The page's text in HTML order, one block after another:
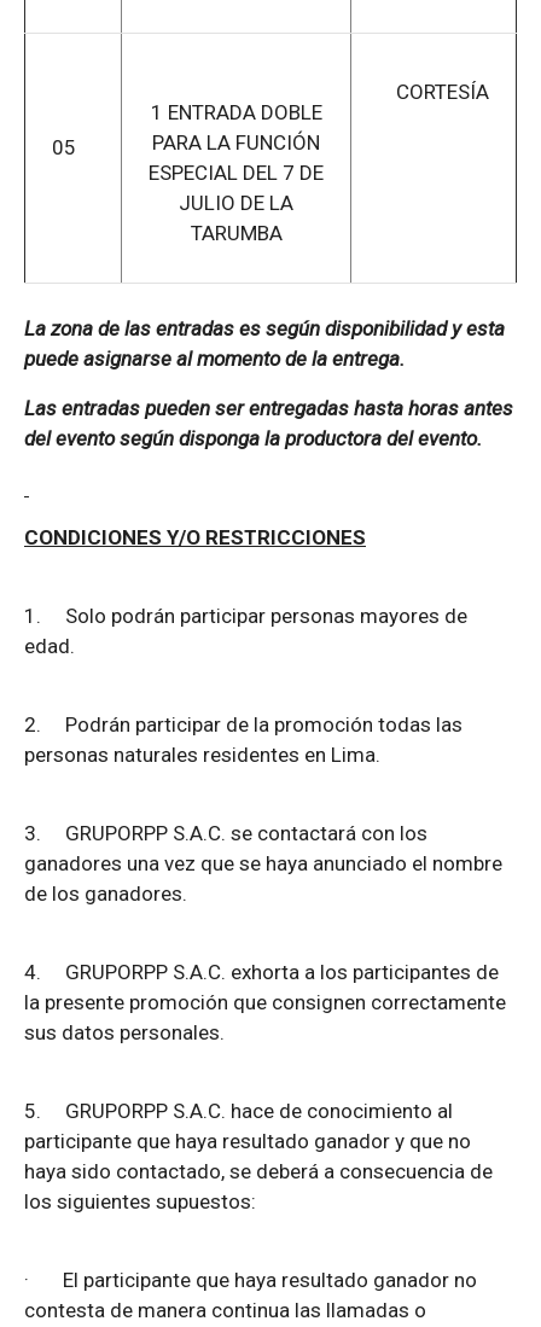
05
1 ENTRADA DOBLE
PARA LA FUNCIÓN
ESPECIAL DEL 7 DE
JULIO DE LA
TARUMBA
CORTESÍA
La zona de las entradas es según disponibilidad y esta
puede asignarse al momento de la entrega.
Las entradas pueden ser entregadas hasta horas antes
del evento según disponga la productora del evento.
CONDICIONES Y/O RESTRICCIONES
1. Solo podrán participar personas mayores de
edad.
2. Podrán participar de la promoción todas las
personas naturales residentes en Lima.
3. GRUPORPP S.A.C. se contactará con los
ganadores una vez que se haya anunciado el nombre
de los ganadores.
4. GRUPORPP S.A.C. exhorta a los participantes de
la presente promoción que consignen correctamente
sus datos personales.
5. GRUPORPP S.A.C. hace de conocimiento al
participante que haya resultado ganador y que no
haya sido contactado, se deberá a consecuencia de
los siguientes supuestos:
· El participante que haya resultado ganador no
contesta de manera continua las llamadas o